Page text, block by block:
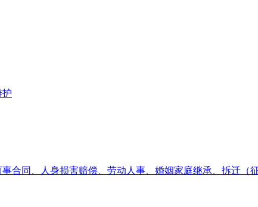
护
合同、人身损害赔偿、劳动人事、婚姻家庭继承、拆迁（